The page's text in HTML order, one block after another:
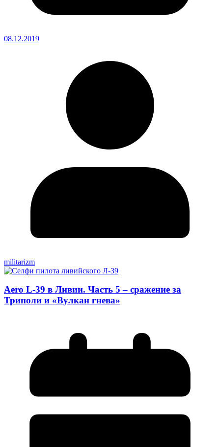
08.12.2019
militarizm
Aero L-39 в Ливии. Часть 5 – сражение за
Триполи и «Вулкан гнева»